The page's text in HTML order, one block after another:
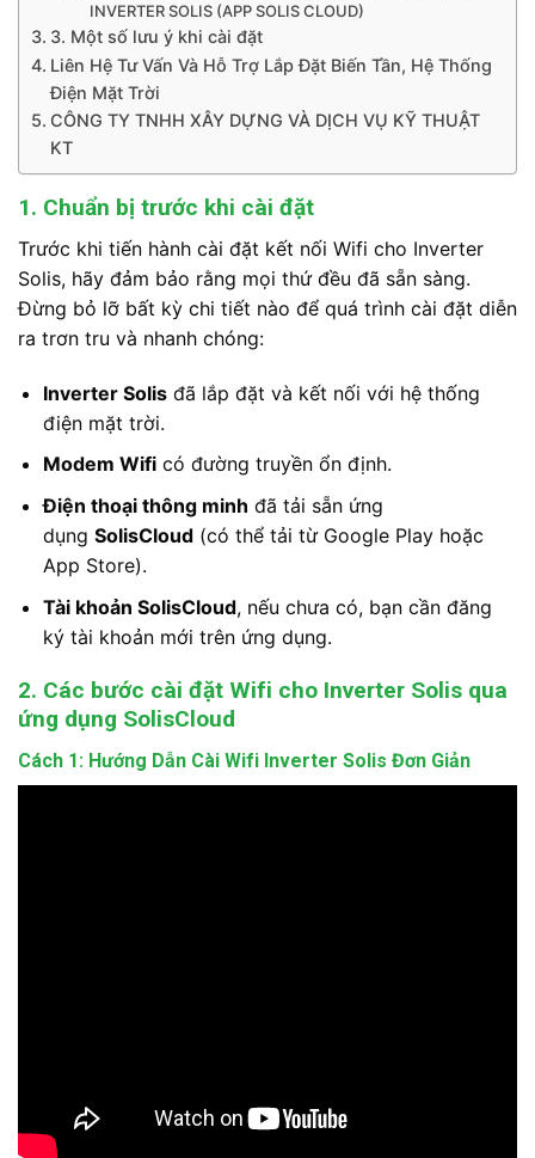
INVERTER SOLIS (APP SOLIS CLOUD)
3. Một số lưu ý khi cài đặt
Liên Hệ Tư Vấn Và Hỗ Trợ Lắp Đặt Biến Tần, Hệ Thống
Điện Mặt Trời
CÔNG TY TNHH XÂY DỰNG VÀ DỊCH VỤ KỸ THUẬT
KT
1. Chuẩn bị trước khi cài đặt
Trước khi tiến hành cài đặt kết nối Wifi cho Inverter
Solis, hãy đảm bảo rằng mọi thứ đều đã sẵn sàng.
Đừng bỏ lỡ bất kỳ chi tiết nào để quá trình cài đặt diễn
ra trơn tru và nhanh chóng:
Inverter Solisđã lắp đặt và kết nối với hệ thống
điện mặt trời.
Modem Wificó đường truyền ổn định.
Điện thoại thông minh đã tải sẵn ứng
dụng SolisCloud(có thể tải từ Google Play hoặc
App Store).
Tài khoản SolisCloud, nếu chưa có, bạn cần đăng
ký tài khoản mới trên ứng dụng.
2. Các bước cài đặt Wifi cho Inverter Solis qua
ứng dụng SolisCloud
Cách 1: Hướng Dẫn Cài Wifi Inverter Solis Đơn Giản